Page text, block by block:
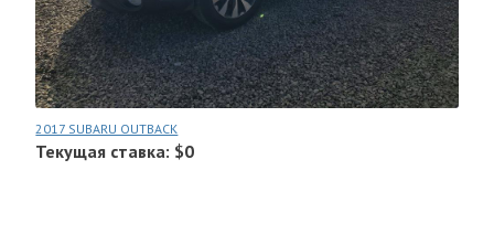
2017 SUBARU OUTBACK
Текущая ставка: $0